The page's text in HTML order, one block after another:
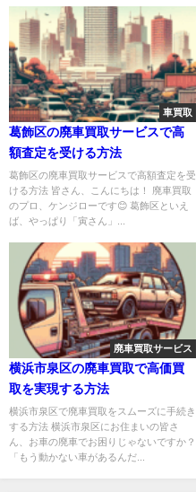
車買取
葛飾区の廃車買取サービスで高
額査定を受ける方法
葛飾区の廃車買取サービスで高額査定を受
ける方法 皆さん、こんにちは！ 廃車買取
のプロ、ケンジローです😊 葛飾区といえ
ば、やっぱり「寅さん」...
廃車買取サービス
横浜市泉区の廃車買取で高価買
取を実現する方法
横浜市泉区で廃車買取をスムーズに手続き
する方法 横浜市泉区にお住まいの皆さ
ん、お車の廃車でお困りじゃないですか？
「もう動かない車があるんだ...